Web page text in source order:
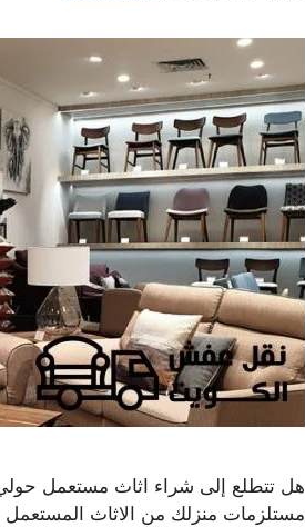
هل تتطلع إلى شراء اثاث مستعمل
مستلزمات منزلك من الاثاث